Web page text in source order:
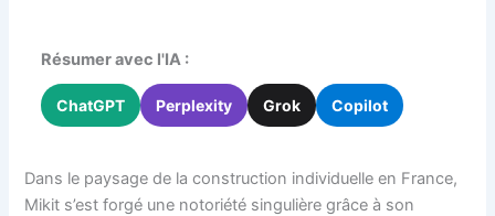
Résumer avec l'IA :
ChatGPT Perplexity Grok Copilot
Dans le paysage de la construction individuelle en France,
Mikit s’est forgé une notoriété singulière grâce à son